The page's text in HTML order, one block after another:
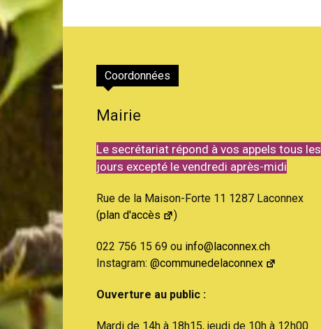
Coordonnées
Mairie
Le secrétariat répond à vos appels tous les
jours excepté le vendredi après-midi
Rue de la Maison-Forte 11 1287 Laconnex
(plan d'accès )
022 756 15 69 ou info@laconnex.ch
Instagram: @communedelaconnex
Ouverture au public :
Mardi de 14h à 18h15, jeudi de 10h à 12h00